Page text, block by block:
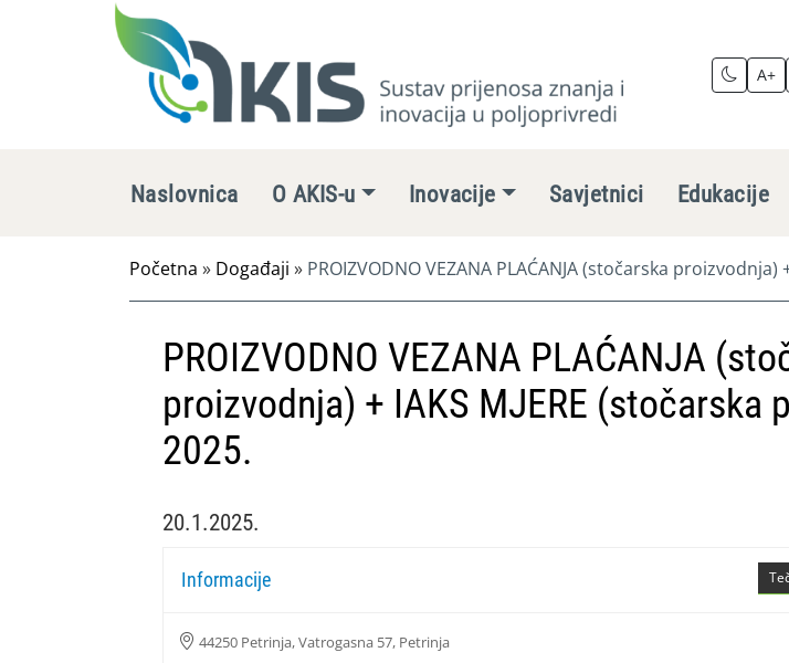
A+
Naslovnica O AKIS-u Inovacije Savjetnici Edukacije
Početna » Događaji » PROIZVODNO VEZANA PLAĆANJA (stočarska
PROIZVODNO VEZANA PLAĆANJA
proizvodnja) + IAKS MJERE (stočarska
2025.
20.1.2025.
Informacije
44250 Petrinja, Vatrogasna 57, Petrinja